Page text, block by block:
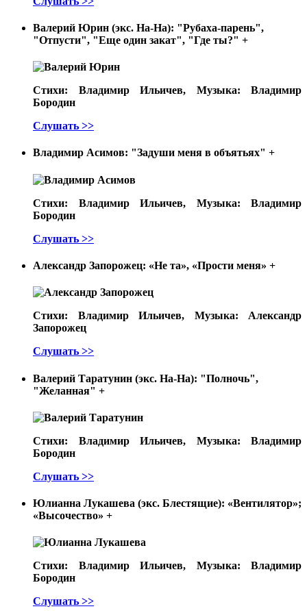
Валерий Юрин (экс. На-На): "Рубаха-парень",
"Отпусти", "Еще один закат", "Где ты?" +
Стихи: Владимир Ильичев, Музыка: Владимир
Бородин
Слушать >>
Владимир Асимов: "Задуши меня в объятьях" +
Стихи: Владимир Ильичев, Музыка: Владимир
Бородин
Слушать >>
Александр Запорожец: «Не та», «Прости меня» +
Стихи: Владимир Ильичев, Музыка: Александр
Запорожец
Слушать >>
Валерий Таратунин (экс. На-На): "Полночь",
"Желанная" +
Стихи: Владимир Ильичев, Музыка: Владимир
Бородин
Слушать >>
Юлианна Лукашева (экс. Блестящие): «Вентилятор»;
«Высочество» +
Стихи: Владимир Ильичев, Музыка: Владимир
Бородин
Слушать >>